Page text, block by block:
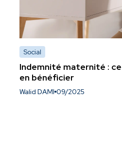
Social
Indemnité maternité :
en bénéficier
Walid DAMI 09/2025